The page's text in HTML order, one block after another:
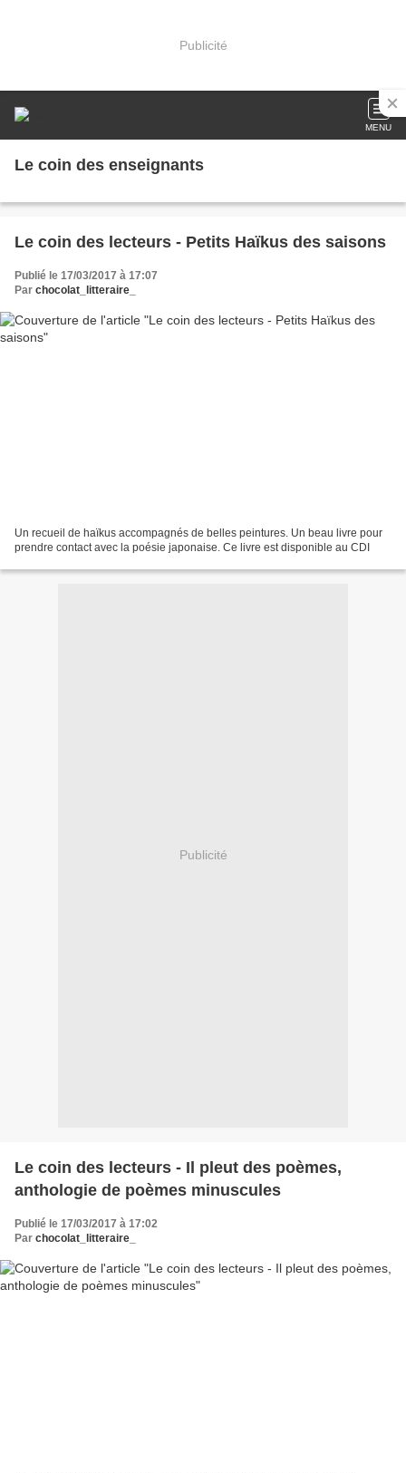
Publicité
MENU
Le coin des enseignants
Le coin des lecteurs - Petits Haïkus des saisons
Publié le 17/03/2017 à 17:07
Par chocolat_litteraire_
Un recueil de haïkus accompagnés de belles peintures. Un beau livre pour
prendre contact avec la poésie japonaise. Ce livre est disponible au CDI
Publicité
Le coin des lecteurs - Il pleut des poèmes,
anthologie de poèmes minuscules
Publié le 17/03/2017 à 17:02
Par chocolat_litteraire_